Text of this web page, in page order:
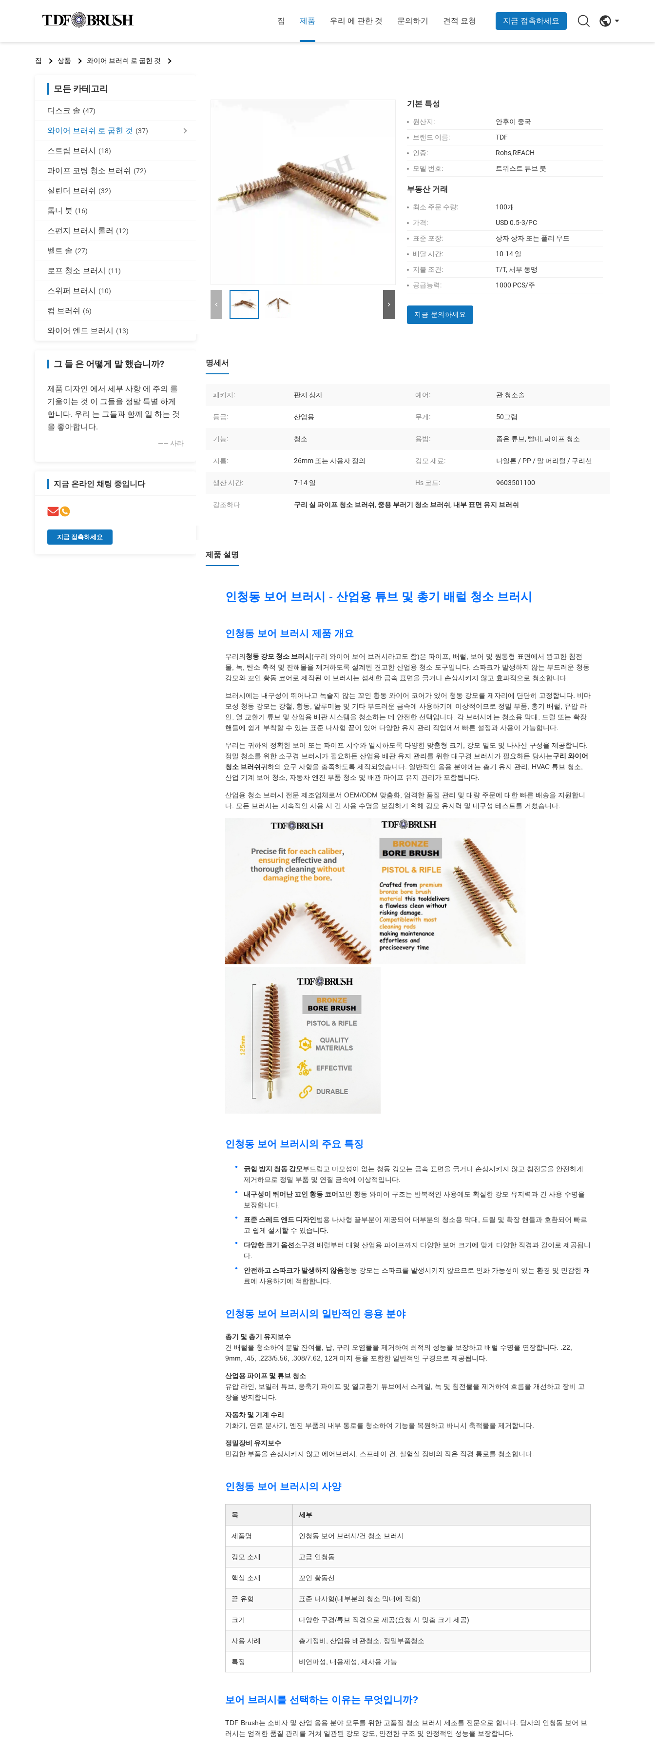
집 제품 우리 에 관한 것 문의하기 견적 요청 지금 접촉하세요
집 상품 와이어 브러쉬 로 굽힌 것
모든 카테고리
디스크 솔 (47)
와이어 브러쉬 로 굽힌 것 (37)
스트립 브러시 (18)
파이프 코팅 청소 브러쉬 (72)
실린더 브러쉬 (32)
톱니 붓 (16)
스펀지 브러시 롤러 (12)
벨트 솔 (27)
로프 청소 브러시 (11)
스위퍼 브러시 (10)
컵 브러쉬 (6)
와이어 엔드 브러시 (13)
그 들 은 어떻게 말 했습니까?
제품 디자인 에서 세부 사항 에 주의 를
기울이는 것 이 그들을 정말 특별 하게
합니다. 우리 는 그들과 함께 일 하는 것
을 좋아합니다.
—— 사라
지금 온라인 채팅 중입니다
지금 접촉하세요
기본 특성
원산지:
안후이 중국
브랜드 이름:
TDF
인증:
Rohs,REACH
모델 번호:
트위스트 튜브 붓
부동산 거래
최소 주문 수량:
100개
가격:
USD 0.5-3/PC
표준 포장:
상자 상자 또는 폴리 우드
배달 시간:
10-14 일
지불 조건:
T/T, 서부 동맹
공급능력:
1000 PCS/주
지금 문의하세요
명세서
패키지: 판지 상자 예어: 관 청소솔
등급: 산업용 무게: 50그램
기능: 청소 용법: 좁은 튜브, 빨대, 파이프 청소
지름: 26mm 또는 사용자 정의 강모 재료: 나일론 / PP / 말 머리털 / 구리선
생산 시간: 7-14 일 Hs 코드: 9603501100
강조하다 구리 실 파이프 청소 브러쉬, 중용 부러기 청소 브러쉬, 내부 표면 유지 브러쉬
제품 설명
인청동 보어 브러시 - 산업용 튜브 및 총기 배럴 청소 브러시
인청동 보어 브러시 제품 개요
우리의청동 강모 청소 브러시 (구리 와이어 보어 브러시라고도 함)은 파이프, 배럴, 보어 및 원통형 표면에서 완고한 침전
물, 녹, 탄소 축적 및 잔해물을 제거하도록 설계된 견고한 산업용 청소 도구입니다. 스파크가 발생하지 않는 부드러운 청동
강모와 꼬인 황동 코어로 제작된 이 브러시는 섬세한 금속 표면을 긁거나 손상시키지 않고 효과적으로 청소합니다.
브러시에는 내구성이 뛰어나고 녹슬지 않는 꼬인 황동 와이어 코어가 있어 청동 강모를 제자리에 단단히 고정합니다. 비마
모성 청동 강모는 강철, 황동, 알루미늄 및 기타 부드러운 금속에 사용하기에 이상적이므로 정밀 부품, 총기 배럴, 유압 라
인, 열 교환기 튜브 및 산업용 배관 시스템을 청소하는 데 안전한 선택입니다. 각 브러시에는 청소용 막대, 드릴 또는 확장
핸들에 쉽게 부착할 수 있는 표준 나사형 끝이 있어 다양한 유지 관리 작업에서 빠른 설정과 사용이 가능합니다.
우리는 귀하의 정확한 보어 또는 파이프 치수와 일치하도록 다양한 맞춤형 크기, 강모 밀도 및 나사산 구성을 제공합니다.
정밀 청소를 위한 소구경 브러시가 필요하든 산업용 배관 유지 관리를 위한 대구경 브러시가 필요하든 당사는구리 와이어
청소 브러쉬 귀하의 요구 사항을 충족하도록 제작되었습니다. 일반적인 응용 분야에는 총기 유지 관리, HVAC 튜브 청소,
산업 기계 보어 청소, 자동차 엔진 부품 청소 및 배관 파이프 유지 관리가 포함됩니다.
산업용 청소 브러시 ​​전문 제조업체로서 OEM/ODM 맞춤화, 엄격한 품질 관리 및 대량 주문에 대한 빠른 배송을 지원합니
다. 모든 브러시는 지속적인 사용 시 긴 사용 수명을 보장하기 위해 강모 유지력 및 내구성 테스트를 거쳤습니다.
인청동 보어 브러시의 주요 특징
긁힘 방지 청동 강모부드럽고 마모성이 없는 청동 강모는 금속 표면을 긁거나 손상시키지 않고 침전물을 안전하게
제거하므로 정밀 부품 및 연질 금속에 이상적입니다.
내구성이 뛰어난 꼬인 황동 코어 꼬인 황동 와이어 구조는 반복적인 사용에도 확실한 강모 유지력과 긴 사용 수명을
보장합니다.
표준 스레드 엔드 디자인범용 나사형 끝부분이 제공되어 대부분의 청소용 막대, 드릴 및 확장 핸들과 호환되어 빠르
고 쉽게 설치할 수 있습니다.
다양한 크기 옵션소구경 배럴부터 대형 산업용 파이프까지 다양한 보어 크기에 맞게 다양한 직경과 길이로 제공됩니
다.
안전하고 스파크가 발생하지 않음청동 강모는 스파크를 발생시키지 않으므로 인화 가능성이 있는 환경 및 민감한 재
료에 사용하기에 적합합니다.
인청동 보어 브러시의 일반적인 응용 분야
총기 및 총기 유지보수
건 배럴을 청소하여 분말 잔여물, 납, 구리 오염물을 제거하여 최적의 성능을 보장하고 배럴 수명을 연장합니다. .22,
9mm, .45, .223/5.56, .308/7.62, 12게이지 등을 포함한 일반적인 구경으로 제공됩니다.
산업용 파이프 및 튜브 청소
유압 라인, 보일러 튜브, 응축기 파이프 및 열교환기 튜브에서 스케일, 녹 및 침전물을 제거하여 흐름을 개선하고 장비 고
장을 방지합니다.
자동차 및 기계 수리
기화기, 연료 분사기, 엔진 부품의 내부 통로를 청소하여 기능을 복원하고 바니시 축적물을 제거합니다.
정밀장비 유지보수
민감한 부품을 손상시키지 않고 에어브러시, 스프레이 건, 실험실 장비의 작은 직경 통로를 청소합니다.
인청동 보어 브러시의 사양
목 세부
제품명 인청동 보어 브러시/건 청소 브러시
강모 소재 고급 인청동
핵심 소재 꼬인 황동선
끝 유형 표준 나사형(대부분의 청소 막대에 적합)
크기 다양한 구경/튜브 직경으로 제공(요청 시 맞춤 크기 제공)
사용 사례 총기정비, 산업용 배관청소, 정밀부품청소
특징 비연마성, 내용제성, 재사용 가능
보어 브러시를 선택하는 이유는 무엇입니까?
TDF Brush는 소비자 및 산업 응용 분야 모두를 위한 고품질 청소 브러시 ​​제조를 전문으로 합니다. 당사의 인청동 보어 브
러시는 엄격한 품질 관리를 거쳐 일관된 강모 강도, 안전한 구조 및 안정적인 성능을 보장합니다.